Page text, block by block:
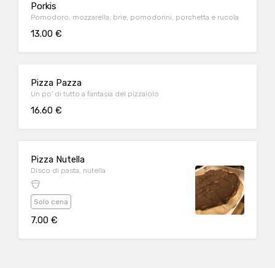
Porkis
Pomodoro, mozzarella, brie, pomodorini, porchetta e rucola
13.00 €
Pizza Pazza
Un po' di tutto a fantasia del pizzaiolo
16.60 €
Pizza Nutella
Disco di pasta, nutella
Solo cena
7.00 €